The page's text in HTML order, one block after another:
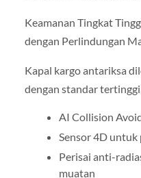
Keamanan Tingkat
dengan Perlindungan
Kapal kargo antariksa
dengan standar
AI Collision
Sensor 4D
Perisai anti-
muatan